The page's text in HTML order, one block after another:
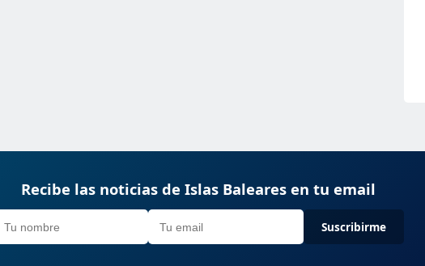
Recibe las noticias de Islas Baleares en tu email
Suscribirme